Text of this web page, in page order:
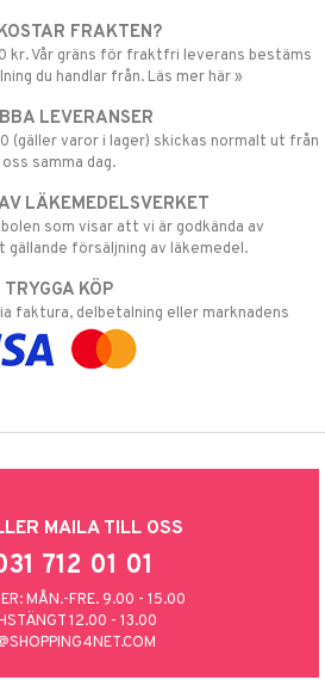
FRAKTEN?
kr. Vår gräns för fraktfri leverans bestäms
du handlar från. Läs mer här »
LEVERANSER
(gäller varor i lager) skickas normalt ut från
oss samma dag.
LÄKEMEDELSVERKET
som visar att vi är godkända av
försäljning av läkemedel.
TRYGGA KÖP
faktura, delbetalning eller marknadens
MAILA TILL OSS
712 01 01
MÅN.-FRE. 9.00 - 15.00
12.00 - 13.00